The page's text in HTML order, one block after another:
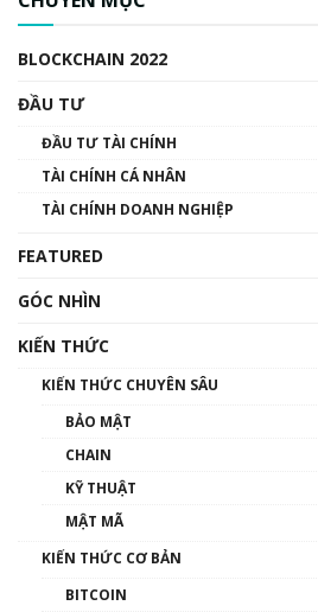
00:02:14
Nhìn lại năm 2022:
đến hệ sinh thái tiền
00:43:47
BLOCKCHAIN 2022
ĐẦU TƯ
ĐẦU TƯ TÀI CHÍNH
TÀI CHÍNH CÁ NHÂN
TÀI CHÍNH DOANH NGHIỆP
FEATURED
GÓC NHÌN
KIẾN THỨC
KIẾN THỨC CHUYÊN SÂU
BẢO MẬT
CHAIN
KỸ THUẬT
MẬT MÃ
KIẾN THỨC CƠ BẢN
BITCOIN